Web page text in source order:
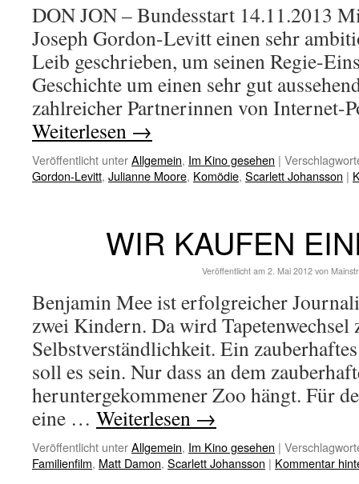
DON JON – Bundesstart 14.11.2013
Joseph Gordon-Levitt einen sehr
Leib geschrieben, um seinen Regie-
Geschichte um einen sehr gut
zahlreicher Partnerinnen von
Weiterlesen →
Veröffentlicht unterAllgemein, Im Kino gesehen |
Gordon-Levitt, Julianne Moore, Komödie, Scarlett Johansson |
WIR KAUFEN
Veröffentlicht am 2. Mai 2012 von
Benjamin Mee ist erfolgreicher
zwei Kindern. Da wird Tapetenwechsel
Selbstverständlichkeit. Ein
soll es sein. Nur dass an dem
heruntergekommener Zoo hängt. Für
eine … Weiterlesen →
Veröffentlicht unterAllgemein, Im Kino gesehen |
Familienfilm, Matt Damon, Scarlett Johansson | Kommentar